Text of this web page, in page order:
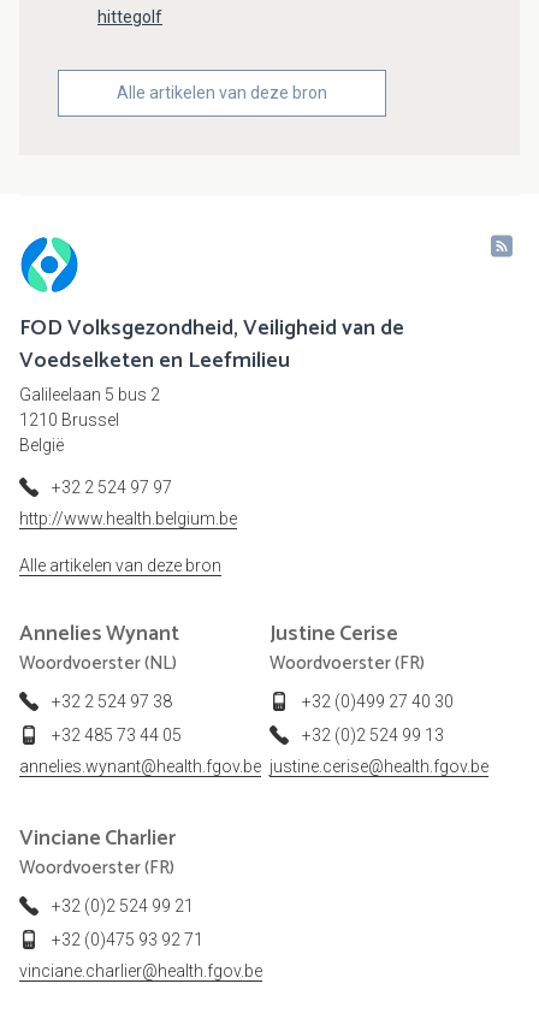
hittegolf
Alle artikelen van deze bron
FOD Volksgezondheid, Veiligheid van de
Voedselketen en Leefmilieu
Galileelaan 5 bus 2
1210 Brussel
België
+32 2 524 97 97
http://www.health.belgium.be
Alle artikelen van deze bron
AnneliesWynant
Woordvoerster (NL)
+32 2 524 97 38
+32 485 73 44 05
annelies.wynant@health.fgov.be
JustineCerise
Woordvoerster (FR)
+32 (0)499 27 40 30
+32 (0)2 524 99 13
justine.cerise@health.fgov.be
VincianeCharlier
Woordvoerster (FR)
+32 (0)2 524 99 21
+32 (0)475 93 92 71
vinciane.charlier@health.fgov.be